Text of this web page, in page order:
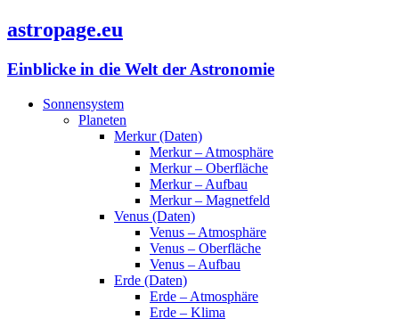
astropage.eu
Einblicke in die Welt der Astronomie
Sonnensystem
Planeten
Merkur (Daten)
Merkur – Atmosphäre
Merkur – Oberfläche
Merkur – Aufbau
Merkur – Magnetfeld
Venus (Daten)
Venus – Atmosphäre
Venus – Oberfläche
Venus – Aufbau
Erde (Daten)
Erde – Atmosphäre
Erde – Klima